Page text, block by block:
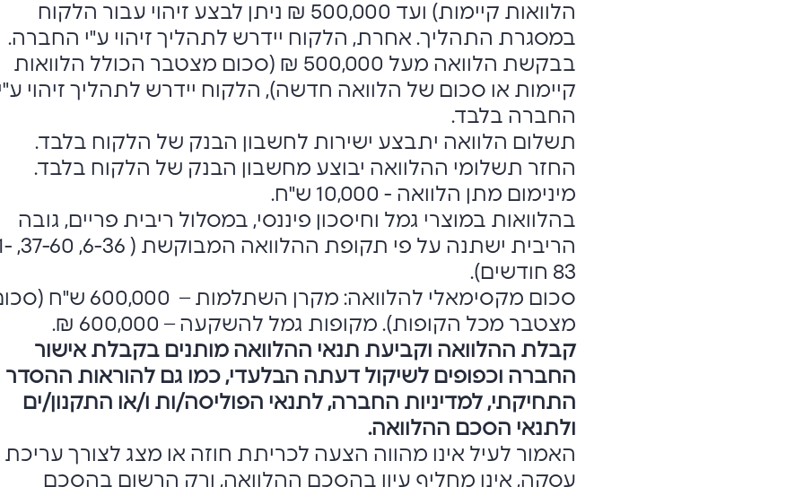
הלוואות קיימות) ועד 500,000 ₪ ניתן לבצע זיהוי עבור הלקוח
במסגרת התהליך. אחרת, הלקוח יידרש לתהליך זיהוי ע"י החברה.
בבקשת הלוואה מעל 500,000 ₪ (סכום מצטבר הכולל הלוואות
קיימות או סכום של הלוואה חדשה), הלקוח יידרש לתהליך זיהוי
החברה בלבד.
תשלום הלוואה יתבצע ישירות לחשבון הבנק של הלקוח בלבד.
החזר תשלומי ההלוואה יבוצע מחשבון הבנק של הלקוח בלבד.
מינימום מתן הלוואה - 10,000 ש"ח.
בהלוואות במוצרי גמל וחיסכון פיננסי, במסלול ריבית פריים, גובה
הריבית ישתנה על
83 חודשים).
סכום מקסימאלי להלוואה: מקרן השתלמות – 600,000
מצטבר מכל הקופות). מקופות גמל להשקעה – 600,000 ₪.
קבלת ההלוואה וקביעת תנאי ההלוואה מותנים בקבלת אישור
החברה וכפופים לשיקול דעתה הבלעדי, כמו גם להוראות ההסדר
התחיקתי, למדיניות החברה, לתנאי הפוליסה/ות ו/או התקנון/ים
ולתנאי הסכם ההלוואה.
האמור לעיל אינו מהווה הצעה לכריתת חוזה או מצג לצורך עריכת
עסקה, אינו מחליף עיון בהסכם ההלוואה, ורק הרשום בהסכם